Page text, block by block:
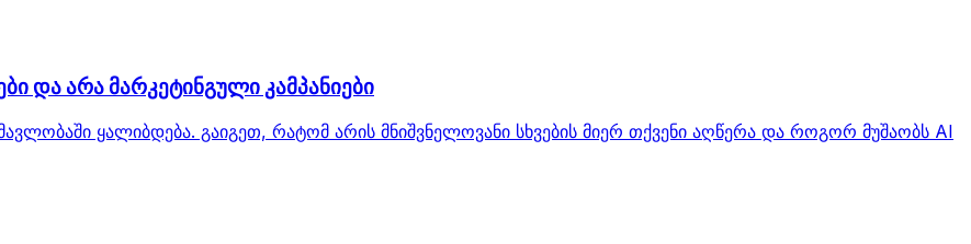
და არა მარკეტინგული კამპანიები
ყალიბდება. გაიგეთ, რატომ არის მნიშვნელოვანი სხვების მიერ თქვენი აღწერა და როგორ მუშაობს AI